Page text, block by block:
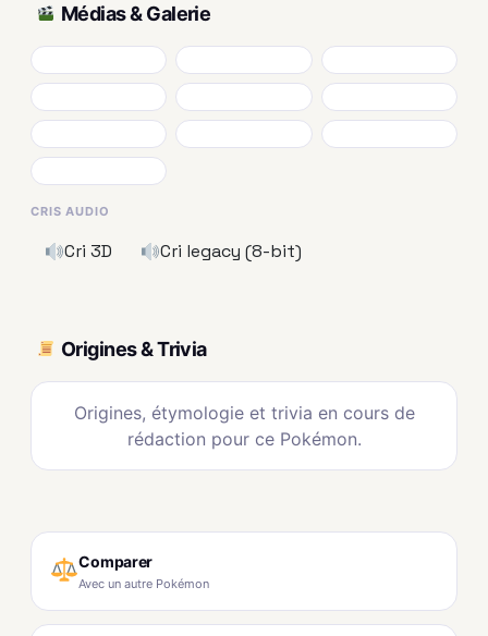
Médias & Galerie
CRIS AUDIO
Cri 3D Cri legacy (8-bit)
Origines & Trivia
Origines, étymologie et trivia en cours de
rédaction pour ce Pokémon.
Comparer
Avec un autre Pokémon